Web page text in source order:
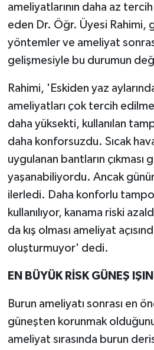
ameliyatlarının daha az
eden Dr. Öğr. Üyesi Rahimi,
yöntemler ve ameliyat
gelişmesiyle bu durumun
Rahimi, 'Eskiden yaz
ameliyatları çok tercih
daha yüksekti, kullanılan
daha konforsuzdu. Sıcak
uygulanan bantların çıkması
yaşanabiliyordu. Ancak
ilerledi. Daha konforlu
kullanılıyor, kanama riski
da kış olması ameliyat
oluşturmuyor' dedi.
EN BÜYÜK RİSK GÜNEŞ
Burun ameliyatı sonrası en
güneşten korunmak
ameliyat sırasında burun